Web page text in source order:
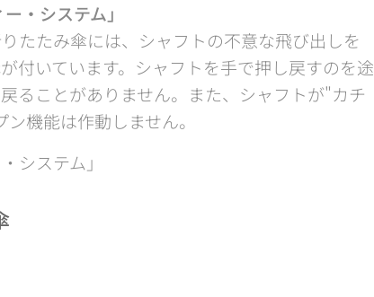
・システム」
たたみ傘には、シャフトの不意な飛び出しを
付いています。シャフトを手で押し戻すのを途
ることがありません。また、シャフトが"カチ
機能は作動しません。
システム」